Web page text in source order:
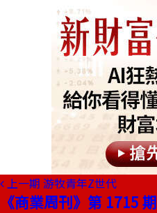
上一期 游牧青年Z世代
《商業周刊》第 1715 期